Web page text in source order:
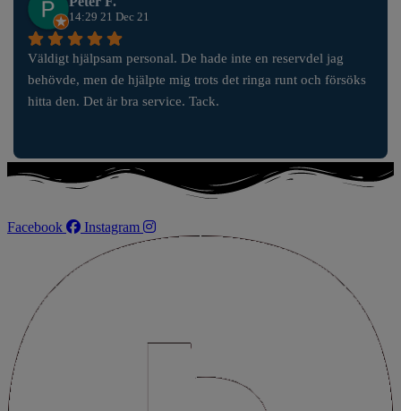
14:29 21 Dec 21
Väldigt hjälpsam personal. De hade inte en reservdel jag
behövde, men de hjälpte mig trots det ringa runt och försöks
hitta den. Det är bra service. Tack.
Facebook Instagram